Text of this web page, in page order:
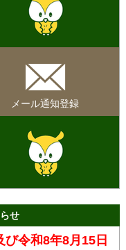
メール通知登録
せ
令和8年8月15日